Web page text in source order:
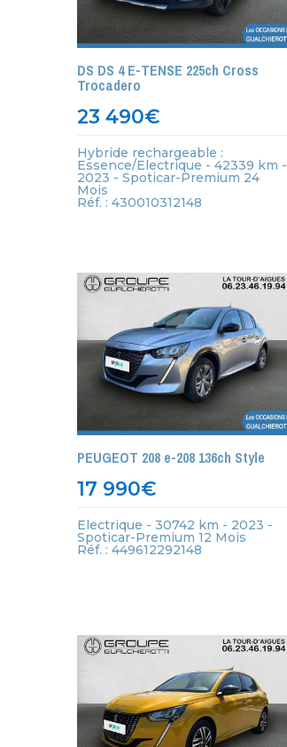
DS DS 4 E-TENSE 225ch Cross
Trocadero
23 490€
Hybride rechargeable :
Essence/Electrique - 42339 km -
2023 - Spoticar-Premium 24
Mois
Réf. : 430010312148
PEUGEOT 208 e-208 136ch Style
17 990€
Electrique - 30742 km - 2023 -
Spoticar-Premium 12 Mois
Réf. : 449612292148